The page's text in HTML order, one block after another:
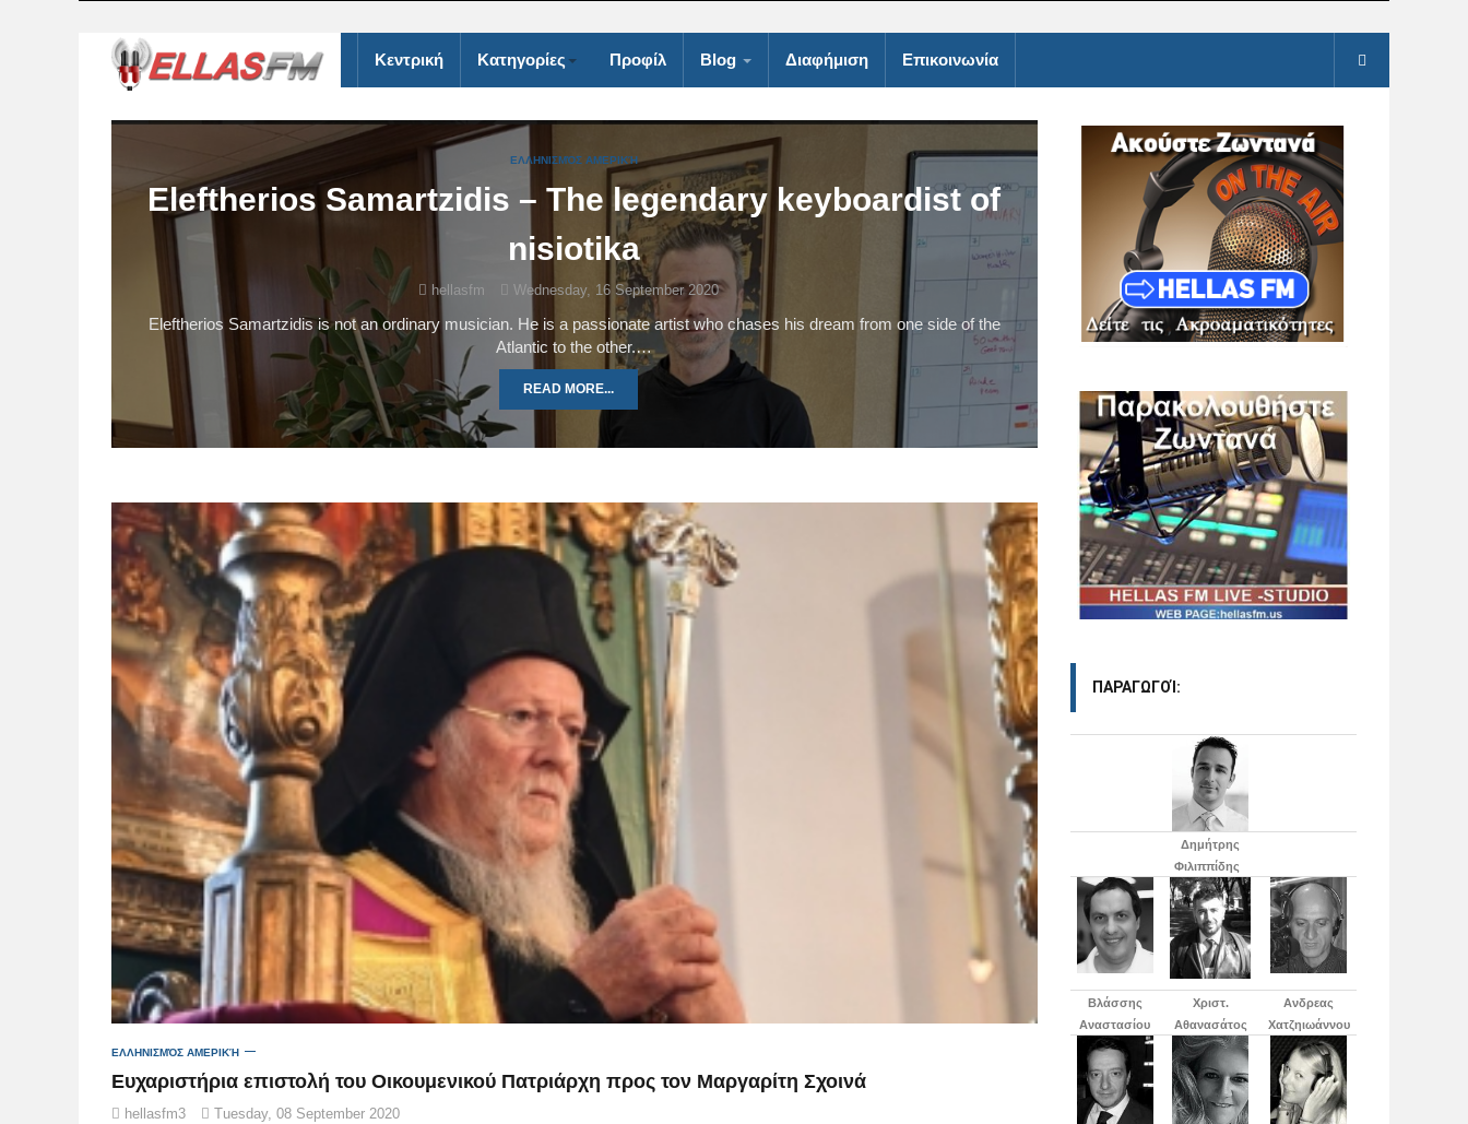
Κεντρική Κατηγορίες Προφίλ Blog Διαφήμιση Επικοινωνία
ΕΛΛΗΝΙΣΜΌΣ ΑΜΕΡΙΚΉ
Eleftherios Samartzidis – The legendary keyboardist of
nisiotika
hellasfm Wednesday, 16 September 2020
Eleftherios Samartzidis is not an ordinary musician. He is a passionate artist who chases his dream from one side of the
Atlantic to the other.…
READ MORE...
ΕΛΛΗΝΙΣΜΌΣ ΑΜΕΡΙΚΉ
Ευχαριστήρια επιστολή του Οικουμενικού Πατριάρχη προς τον Μαργαρίτη Σχοινά
hellasfm3 Tuesday, 08 September 2020
ΠΑΡΑΓΩΓΟΊ:
Δημήτρης
Φιλιππίδης
Βλάσσης
Αναστασίου
Χριστ.
Αθανασάτος
Ανδρεας
Χατζηιωάννου